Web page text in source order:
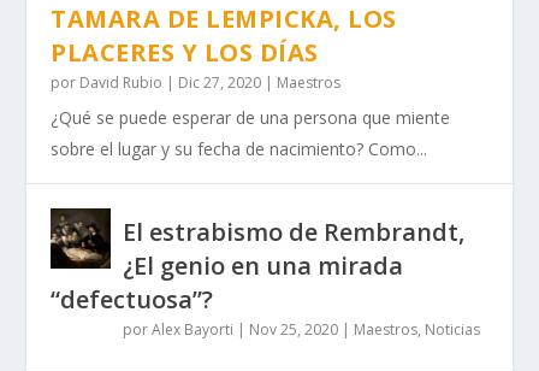
TAMARA DE LEMPICKA, LOS
PLACERES Y LOS DÍAS
por David Rubio | Dic 27, 2020 | Maestros
¿Qué se puede esperar de una persona que miente
sobre el lugar y su fecha de nacimiento? Como...
El estrabismo de Rembrandt,
¿El genio en una mirada
“defectuosa”?
porAlex Bayorti | Nov 25, 2020 | Maestros, Noticias